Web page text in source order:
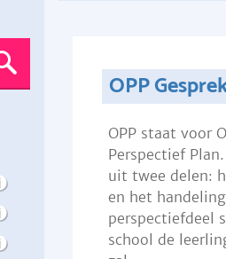
OPP
OPP staat voor
Perspectief
uit twee delen:
en het
perspectiefdeel
school de